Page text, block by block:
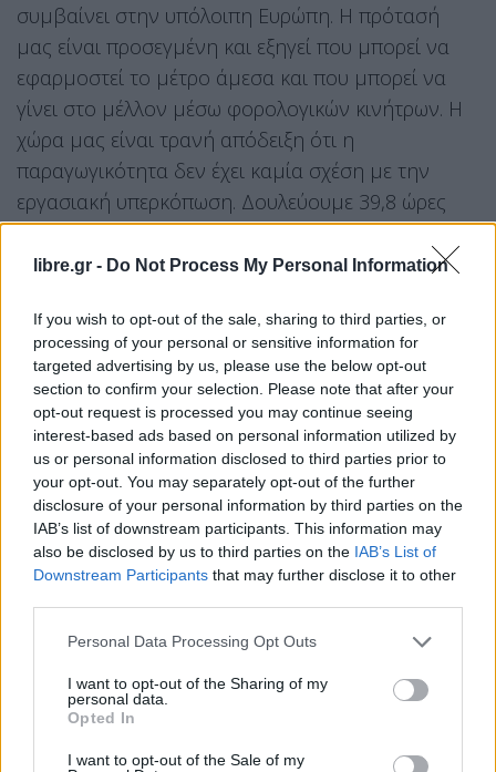
libre.gr - Do Not Process My Personal Information
If you wish to opt-out of the sale, sharing to third parties, or
processing of your personal or sensitive information for
targeted advertising by us, please use the below opt-out
section to confirm your selection. Please note that after your
opt-out request is processed you may continue seeing
interest-based ads based on personal information utilized by
us or personal information disclosed to third parties prior to
your opt-out. You may separately opt-out of the further
disclosure of your personal information by third parties on the
IAB’s list of downstream participants. This information may
also be disclosed by us to third parties on the IAB’s List of
Downstream Participants that may further disclose it to other
Personal Data Processing Opt Outs
I want to opt-out of the Sharing of my
personal data.
Opted In
I want to opt-out of the Sale of my
συμβαίνει στην υπόλοιπη Ευρώπη. Η πρότασή
μας είναι προσεγμένη και εξηγεί που μπορεί να
εφαρμοστεί το μέτρο άμεσα και που μπορεί να
γίνει στο μέλλον μέσω φορολογικών κινήτρων. Η
χώρα μας είναι τρανή απόδειξη ότι η
παραγωγικότητα δεν έχει καμία σχέση με την
εργασιακή υπερκόπωση. Δουλεύουμε 39,8 ώρες
δηλωμένα την εβδομάδα.
είμαστε στο 52% της παραγωγικότητας εργασίας
των χωρών της Ευρωζώνης και στο 57% των
χωρών της Ευρωπαϊκής Ένωσης. Στην Ισλανδία,
στο Βέλγιο, στην Ολλανδία εφαρμόζεται κατά
κόρον το μέτρο, όπως και στη Μεγάλη Βρετανία.
Όλες οι μελέτες δείχνουν ότι όπου εφαρμόστηκε
κατά ποσοστό 85% μετά την πιλοτική εφαρμογή
εγκαταστάθηκε ως μόνιμο μέτρο. Αυτό, προφανώς
έχουμε πει ότι, αφορά σε επιχειρήσεις που έχουν
αυτό θα μπορεί να αναπτύσσεται παραπάνω όσο
ανέφερε χαρακτηριστικά.
«Η ΝΔ έχει επιλέξει το μοντέλο